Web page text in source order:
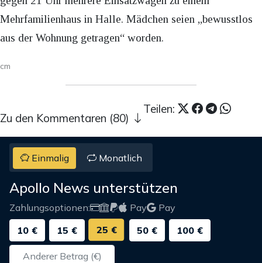
Mehrfamilienhaus in Halle. Mädchen seien „bewusstlos
aus der Wohnung getragen“ worden.
cm
Teilen:
Zu den Kommentaren (80)
Einmalig Monatlich
Apollo News unterstützen
Zahlungsoptionen: Pay
Pay
10 €
15 € 25 € 50 € 100 €